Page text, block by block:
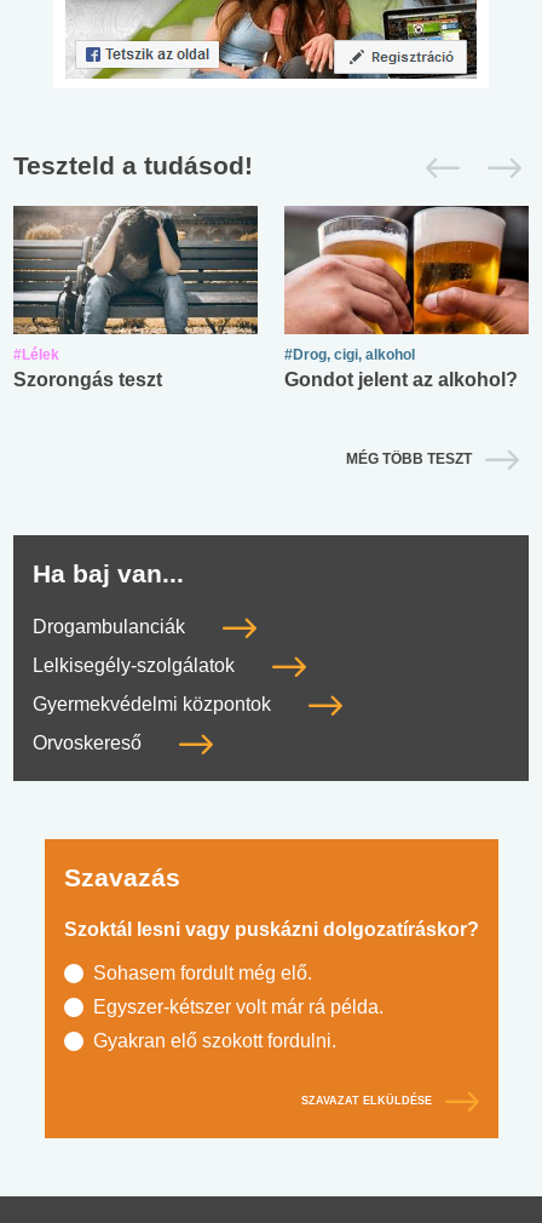
Teszteld a tudásod!
#Lélek
Szorongás teszt
#Drog, cigi, alkohol
Gondot jelent az alkohol?
MÉG TÖBB TESZT
Ha baj van...
Drogambulanciák
Lelkisegély-szolgálatok
Gyermekvédelmi központok
Orvoskereső
Szavazás
Szoktál lesni vagy puskázni dolgozatíráskor?
Sohasem fordult még elő.
Egyszer-kétszer volt már rá példa.
Gyakran elő szokott fordulni.
SZAVAZAT ELKÜLDÉSE